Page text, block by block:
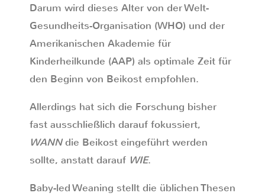
Darum wird dieses Alter von der Welt-
Gesundheits-Organisation (WHO) und der
Amerikanischen Akademie für
Kinderheilkunde (AAP) als optimale Zeit für
den Beginn von Beikost empfohlen.
Allerdings hat sich die Forschung bisher
fast ausschließlich darauf fokussiert,
WANNdie Beikost eingeführt werden
sollte, anstatt darauf WIE.
Baby-led Weaning stellt die üblichen Thesen